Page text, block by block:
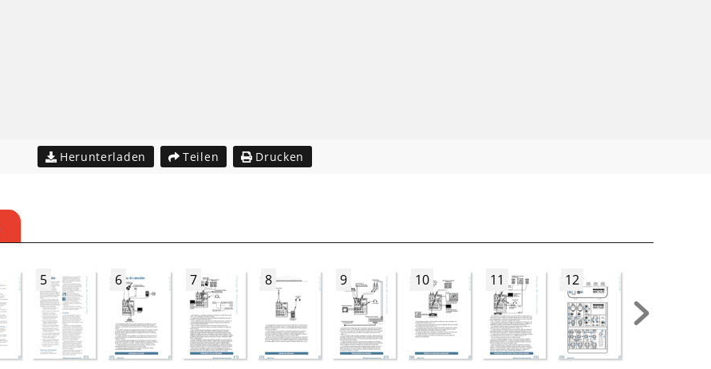
Herunterladen Teilen Drucken
5 6 7 8 9 10 11 12